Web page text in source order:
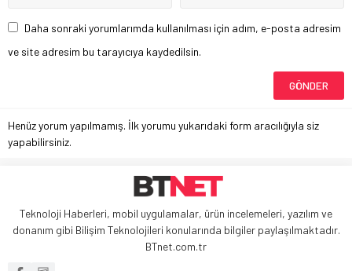
Daha sonraki yorumlarımda kullanılması için adım, e-posta adresim
ve site adresim bu tarayıcıya kaydedilsin.
Henüz yorum yapılmamış. İlk yorumu yukarıdaki form aracılığıyla siz
yapabilirsiniz.
Teknoloji Haberleri, mobil uygulamalar, ürün incelemeleri, yazılım ve
donanım gibi Bilişim Teknolojileri konularında bilgiler paylaşılmaktadır.
BTnet.com.tr